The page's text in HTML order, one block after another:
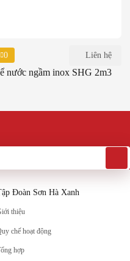
0 Liên hệ
nước ngầm inox SHG 2m3
Đoàn Sơn Hà Xanh
thiệu
chế hoạt động
hợp